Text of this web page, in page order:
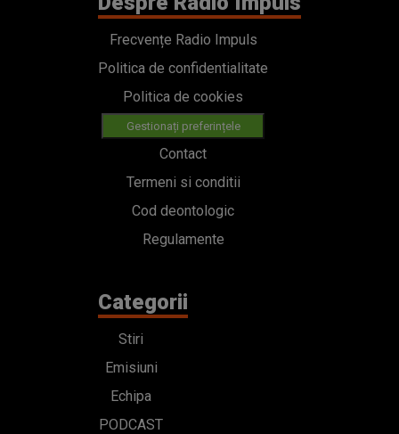
Frecvențe Radio Impuls
Politica de confidentialitate
Politica de cookies
Gestionați preferințele
Contact
Termeni si conditii
Cod deontologic
Regulamente
Categorii
Stiri
Emisiuni
Echipa
PODCAST